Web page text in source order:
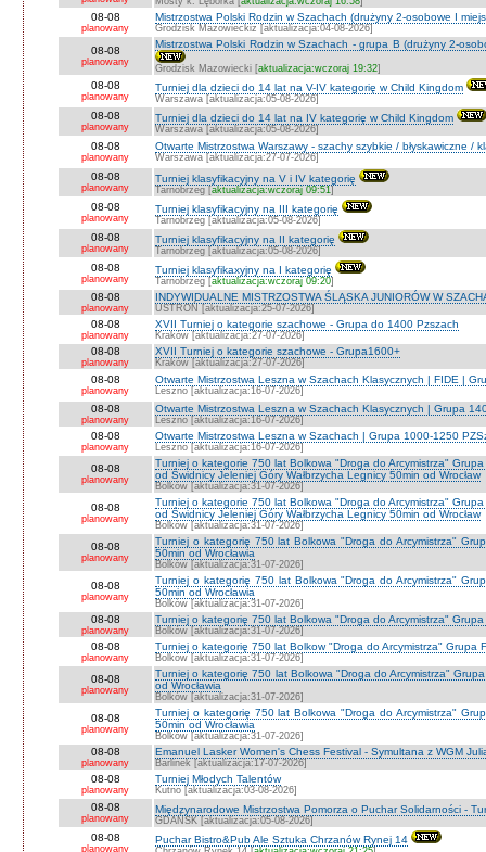
08-08
planowany
Mistrzostwa Polski Rodzin w Szachach (drużyny 2-osobowe I
Grodzisk Mazowieckiz [aktualizacja:04-08-2026]
08-08
planowany
Mistrzostwa Polski Rodzin w Szachach - grupa B (drużyny 2-
Grodzisk Mazowiecki [aktualizacja:wczoraj 19:32]
08-08
planowany
Turniej dla dzieci do 14 lat na V-IV kategorię w Child Kingdom
Warszawa [aktualizacja:05-08-2026]
08-08
planowany
Turniej dla dzieci do 14 lat na IV kategorię w Child Kingdom
Warszawa [aktualizacja:05-08-2026]
08-08
planowany
Otwarte Mistrzostwa Warszawy - szachy szybkie / błyskawiczne /
Warszawa [aktualizacja:27-07-2026]
08-08
planowany
Turniej klasyfikacyjny na V i IV kategorię
Tarnobrzeg [aktualizacja:wczoraj 09:51]
08-08
planowany
Turniej klasyfikacyjny na III kategorię
Tarnobrzeg [aktualizacja:05-08-2026]
08-08
planowany
Turniej klasyfikacyjny na II kategorię
Tarnobrzeg [aktualizacja:05-08-2026]
08-08
planowany
Turniej klasyfikaxyjny na I kategorię
Tarnobrzeg [aktualizacja:wczoraj 09:20]
08-08
planowany
INDYWIDUALNE MISTRZOSTWA ŚLĄSKA JUNIORÓW W
USTROŃ [aktualizacja:25-07-2026]
08-08
planowany
XVII Turniej o kategorie szachowe - Grupa do 1400 Pzszach
Kraków [aktualizacja:27-07-2026]
08-08
planowany
XVII Turniej o kategorie szachowe - Grupa1600+
Kraków [aktualizacja:27-07-2026]
08-08
planowany
Otwarte Mistrzostwa Leszna w Szachach Klasycznych | FIDE |
Leszno [aktualizacja:16-07-2026]
08-08
planowany
Otwarte Mistrzostwa Leszna w Szachach Klasycznych | Grupa
Leszno [aktualizacja:16-07-2026]
08-08
planowany
Otwarte Mistrzostwa Leszna w Szachach | Grupa 1000-1250
Leszno [aktualizacja:16-07-2026]
08-08
planowany
Turniej o kategorie 750 lat Bolkowa "Droga do Arcymistrza"
od Świdnicy Jeleniej Góry Wałbrzycha Legnicy 50min od Wrocław
Bolków [aktualizacja:31-07-2026]
08-08
planowany
Turniej o kategorie 750 lat Bolkowa "Droga do Arcymistrza"
od Świdnicy Jeleniej Góry Wałbrzycha Legnicy 50min od Wrocław
Bolków [aktualizacja:31-07-2026]
08-08
planowany
Turniej o kategorię 750 lat Bolkowa "Droga do Arcymistrza"
50min od Wrocławia
Bolków [aktualizacja:31-07-2026]
08-08
planowany
Turniej o kategorię 750 lat Bolkowa "Droga do Arcymistrza"
50min od Wrocławia
Bolków [aktualizacja:31-07-2026]
08-08
planowany
Turniej o kategorię 750 lat Bolkowa "Droga do Arcymistrza"
Bolków [aktualizacja:31-07-2026]
08-08
planowany
Turniej o kategorię 750 lat Bolkow "Droga do Arcymistrza" Grupa
Bolków [aktualizacja:31-07-2026]
08-08
planowany
Turniej o kategorię 750 lat Bolkowa "Droga do Arcymistrza"
od Wrocławia
Bolków [aktualizacja:31-07-2026]
08-08
planowany
Turniej o kategorię 750 lat Bolkowa "Droga do Arcymistrza"
50min od Wrocławia
Bolków [aktualizacja:31-07-2026]
08-08
planowany
Emanuel Lasker Women's Chess Festival - Symultana z WGM
Barlinek [aktualizacja:17-07-2026]
08-08
planowany
Turniej Młodych Talentów
Kutno [aktualizacja:03-08-2026]
08-08
planowany
Międzynarodowe Mistrzostwa Pomorza o Puchar Solidarności -
GDAŃSK [aktualizacja:05-08-2026]
08-08
planowany
Puchar Bistro&Pub Ale Sztuka Chrzanów Rynej 14